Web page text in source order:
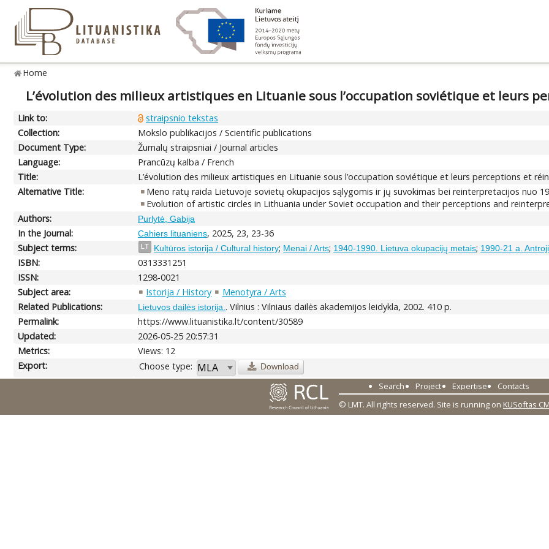
Home
L’évolution des milieux artistiques en Lituanie sous l’occupation soviétique et leurs
Link to:
straipsnio tekstas
Collection:
Mokslo publikacijos / Scientific publications
Document Type:
Žurnalų straipsniai / Journal articles
Language:
Prancūzų kalba / French
Title:
L’évolution des milieux artistiques en Lituanie sous l’occupation soviétique et leurs perceptions et
Alternative Title:
Meno ratų raida Lietuvoje sovietų okupacijos sąlygomis ir jų suvokimas bei reinterpretacijos nuo
Evolution of artistic circles in Lithuania under Soviet occupation and their perceptions and
Authors:
Purlytė, Gabija
In the Journal: Cahiers lituaniens, 2025, 23, 23-36
Subject terms:
LT Kultūros istorija / Cultural history; Menai / Arts; 1940-1990. Lietuva okupacijų metais; 1990-21 a.
ISBN:
0313331251
ISSN:
1298-0021
Subject area:
Istorija / History
Menotyra / Arts
Related Publications:
Lietuvos dailės istorija. . Vilnius : Vilniaus dailės akademijos leidykla, 2002. 410 p.
Permalink:
https://www.lituanistika.lt/content/30589
Updated:
2026-05-25 20:57:31
Metrics:
Views: 12
Export:
Choose type: Download
Search Project Expertise
Contacts
© LMT. All rights reserved. Site is running on KUSoftas